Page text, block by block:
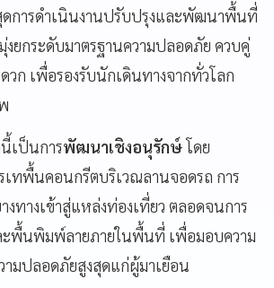
ดการดำเนินงานปรับปรุงและพัฒนาพื้นที่
งยกระดับมาตรฐานความปลอดภัย ควบคู่
วก เพื่อรองรับนักเดินทางจากทั่วโลก
เป็นการพัฒนาเชิงอนุรักษ์โดย
เทพื้นคอนกรีตบริเวณลานจอดรถ การ
ทางเข้าสู่แหล่งท่องเที่ยว ตลอดจนการ
ะพื้นพิมพ์ลายภายในพื้นที่ เพื่อมอบความ
ามปลอดภัยสูงสุดแก่ผู้มาเยือน